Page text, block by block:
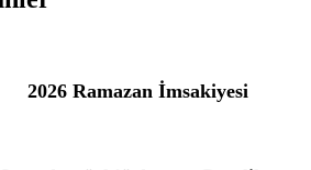
2026 Ramazan İmsakiyesi